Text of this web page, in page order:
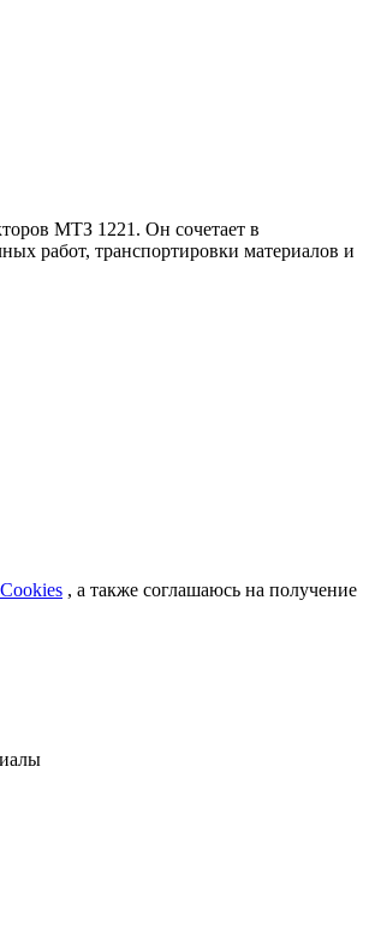
МТЗ 1221. Он сочетает в
работ, транспортировки материалов и
, а также соглашаюсь на получение